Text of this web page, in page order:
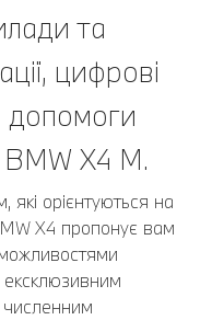
та
цифрові
допомоги
BMW Х4 M.
які орієнтуються на
X4 пропонує вам